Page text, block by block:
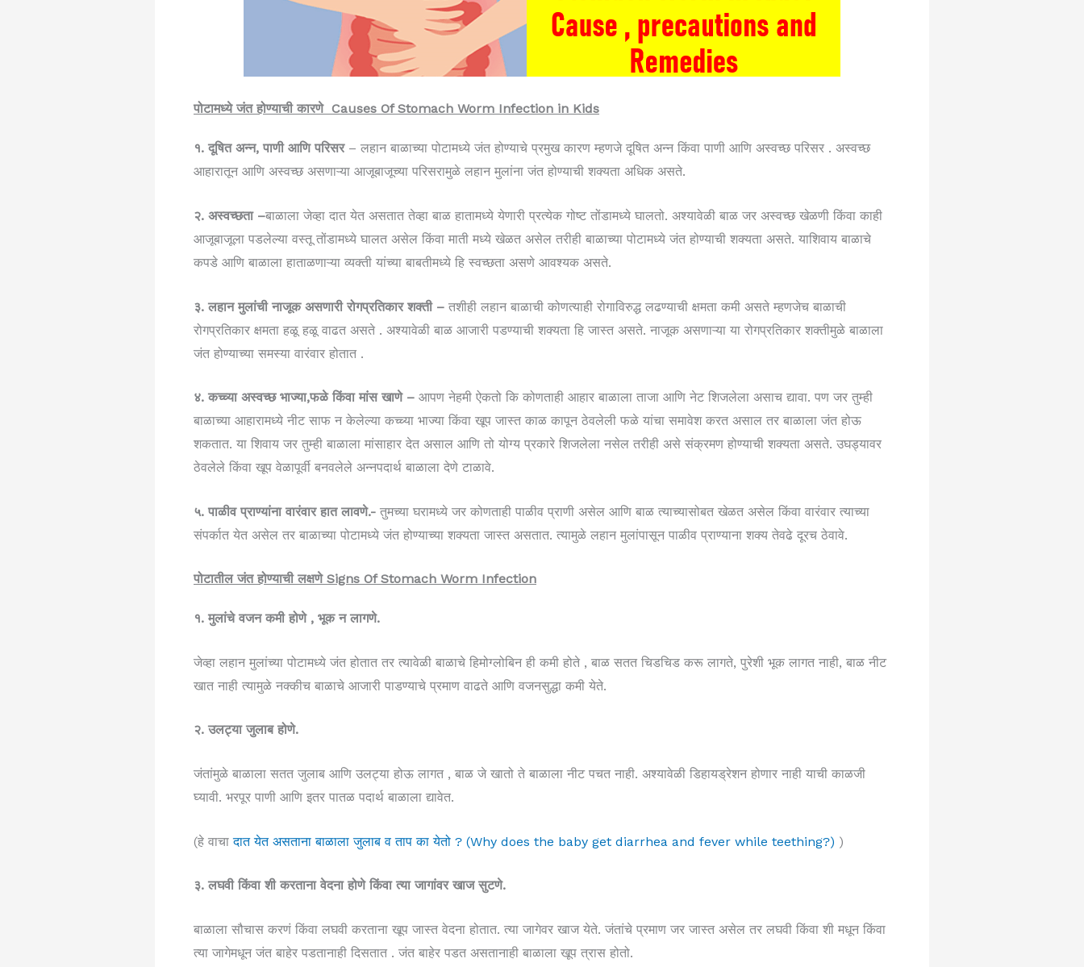
पोटामध्ये जंत होण्याची कारणे Causes Of Stomach Worm Infection in Kids
१. दूषित अन्न, पाणी आणि परिसर– लहान बाळाच्या पोटामध्ये जंत होण्याचे प्रमुख कारण म्हणजे दूषित अन्न किंवा पाणी आणि अस्वच्छ परिसर . अस्वच्छ
आहारातून आणि अस्वच्छ असणाऱ्या आजूबाजूच्या परिसरामुळे लहान मुलांना जंत होण्याची शक्यता अधिक असते.
२. अस्वच्छता –बाळाला जेव्हा दात येत असतात तेव्हा बाळ हातामध्ये येणारी प्रत्येक गोष्ट तोंडामध्ये घालतो. अश्यावेळी बाळ जर अस्वच्छ खेळणी किंवा काही
आजूबाजूला पडलेल्या वस्तू तोंडामध्ये घालत असेल किंवा माती मध्ये खेळत असेल तरीही बाळाच्या पोटामध्ये जंत होण्याची शक्यता असते. याशिवाय बाळाचे
कपडे आणि बाळाला हाताळणाऱ्या व्यक्ती यांच्या बाबतीमध्ये हि स्वच्छता असणे आवश्यक असते.
३. लहान मुलांची नाजूक असणारी रोगप्रतिकार शक्ती – तशीही लहान बाळाची कोणत्याही रोगाविरुद्ध लढण्याची क्षमता कमी असते म्हणजेच बाळाची
रोगप्रतिकार क्षमता हळू हळू वाढत असते . अश्यावेळी बाळ आजारी पडण्याची शक्यता हि जास्त असते. नाजूक असणाऱ्या या रोगप्रतिकार शक्तीमुळे बाळाला
जंत होण्याच्या समस्या वारंवार होतात .
४. कच्च्या अस्वच्छ भाज्या,फळेकिंवा मांस खाणे – आपण नेहमी ऐकतो कि कोणताही आहार बाळाला ताजा आणि नेट शिजलेला असाच द्यावा. पण जर तुम्ही
बाळाच्या आहारामध्ये नीट साफ न केलेल्या कच्च्या भाज्या किंवा खूप जास्त काळ कापून ठेवलेली फळे यांचा समावेश करत असाल तर बाळाला जंत होऊ
शकतात. या शिवाय जर तुम्ही बाळाला मांसाहार देत असाल आणि तो योग्य प्रकारे शिजलेला नसेल तरीही असे संक्रमण होण्याची शक्यता असते. उघड्यावर
ठेवलेले किंवा खूप वेळापूर्वी बनवलेले अन्नपदार्थ बाळाला देणे टाळावे.
५. पाळीव प्राण्यांना वारंवार हात लावणे.- तुमच्या घरामध्ये जर कोणताही पाळीव प्राणी असेल आणि बाळ त्याच्यासोबत खेळत असेल किंवा वारंवार त्याच्या
संपर्कात येत असेल तर बाळाच्या पोटामध्ये जंत होण्याच्या शक्यता जास्त असतात. त्यामुळे लहान मुलांपासून पाळीव प्राण्याना शक्य तेवढे दूरच ठेवावे.
पोटातील जंत होण्याची लक्षणे Signs Of Stomach Worm Infection
१. मुलांचे वजन कमी होणे , भूक न लागणे.
जेव्हा लहान मुलांच्या पोटामध्ये जंत होतात तर त्यावेळी बाळाचे हिमोग्लोबिन ही कमी होते , बाळ सतत चिडचिड करू लागते, पुरेशी भूक लागत नाही, बाळ नीट
खात नाही त्यामुळे नक्कीच बाळाचे आजारी पाडण्याचे प्रमाण वाढते आणि वजनसुद्धा कमी येते.
२. उलट्या जुलाब होणे.
जंतांमुळे बाळाला सतत जुलाब आणि उलट्या होऊ लागत , बाळ जे खातो ते बाळाला नीट पचत नाही. अश्यावेळी डिहायड्रेशन होणार नाही याची काळजी
घ्यावी. भरपूर पाणी आणि इतर पातळ पदार्थ बाळाला द्यावेत.
(हे वाचादात येत असताना बाळाला जुलाब व ताप का येतो ? (Why does the baby get diarrhea and fever while teething?) )
३. लघवी किंवा शी करताना वेदना होणे किंवा त्या जागांवर खाज सुटणे.
बाळाला सौचास करणं किंवा लघवी करताना खूप जास्त वेदना होतात. त्या जागेवर खाज येते. जंतांचे प्रमाण जर जास्त असेल तर लघवी किंवा शी मधून किंवा
त्या जागेमधून जंत बाहेर पडतानाही दिसतात . जंत बाहेर पडत असतानाही बाळाला खूप त्रास होतो.